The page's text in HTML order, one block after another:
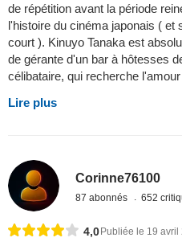
de répétition avant la période
l'histoire du cinéma japonais ( et
court ). Kinuyo Tanaka est
de gérante d'un bar à hôtesses
célibataire, qui recherche
Lire plus
Corinne76100
87 abonnés 652
4,0 Publiée le 19 avril